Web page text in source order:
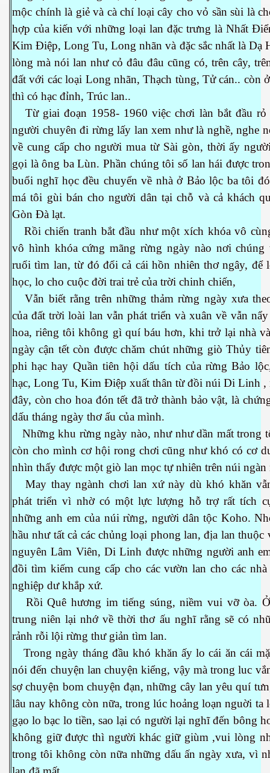
mộc chính là giẻ và cà chí loại cây cho vỏ sần sùi là
hợp của kiến với những loại lan đặc trưng là Nhất
Kim Điệp, Long Tu, Long nhãn và đặc sắc nhất là Dạ
lòng mà nói lan như cỏ đâu đâu cũng có, trên cây,
đất với các loại Long nhãn, Thạch tùng, Tử cán.. còn
thì có hạc đỉnh, Trúc lan..
Từ giai đoạn 1958- 1960 việc chơi làn bắt đầu rỏ
người chuyên đi rừng lấy lan xem như là nghề, nghe
về cung cấp cho người mua từ Sài gòn, thời ấy
gọi là ông ba Lùn. Phần chúng tôi số lan hái được
buổi nghĩ học đều chuyển về nhà ở Bảo lộc ba tôi
má tôi gùi bán cho người dân tại chỗ và cả khách
Gòn Đà lạt.
Rồi chiến tranh bắt đầu như một xích khóa vô
vô hình khóa cứng mãng rừng ngày nào nơi chúng
ruổi tìm lan, từ đó đổi cả cái hồn nhiên thơ ngây, để
học, lo cho cuộc đời trai trẻ của trời chinh chiến,
Vẫn biết rằng trên những thảm rừng ngày xưa
của đất trời loài lan vẫn phát triển và xuân về vẫn
hoa, riêng tôi không gì quí báu hơn, khi trở lại nhà
ngày cận tết còn được chăm chút những giò Thủy
phi hạc hay Quần tiên hội dấu tích của rừng Bảo
hạc, Long Tu, Kim Điệp xuất thân từ đồi núi Di Linh ,
đây, còn cho hoa đón tết đã trở thành bảo vật, là
dấu tháng ngày thơ ấu của mình.
Những khu rừng ngày nào, như như dần mất trong
còn cho mình cơ hội rong chơi cũng như khó có cơ
nhìn thấy được một giò lan mọc tự nhiên trên núi ngàn
May thay ngành chơi lan xứ này dù khó khăn
phát triển vì nhờ có một lực lượng hỗ trợ rất tích
những anh em của núi rừng, người dân tộc Koho.
hầu như tất cả các chủng loại phong lan, địa lan thuộc
nguyên Lâm Viên, Di Linh được những người anh
đồi tìm kiếm cung cấp cho các vườn lan cho các
nghiệp dư khắp xứ.
Rồi Quê hương im tiếng súng, niềm vui vỡ òa.
trung niên lại nhớ về thời thơ ấu nghĩ rằng sẽ có
rảnh rỗi lội rừng thư giản tìm lan.
Trong ngày tháng đầu khó khăn ấy lo cái ăn cái
nói đến chuyện lan chuyện kiểng, vậy mà trong luc
sợ chuyện bom chuyện đạn, những cây lan yêu quí
lâu nay không còn nữa, trong lúc hoảng loạn nguời ta
gạo lo bạc lo tiền, sao lại có người lại nghĩ đến bông
không giữ được thì người khác giữ giùm ,vui lòng
trong tôi không còn nữa những dấu ấn ngày xưa, vì
682
giới
Trí